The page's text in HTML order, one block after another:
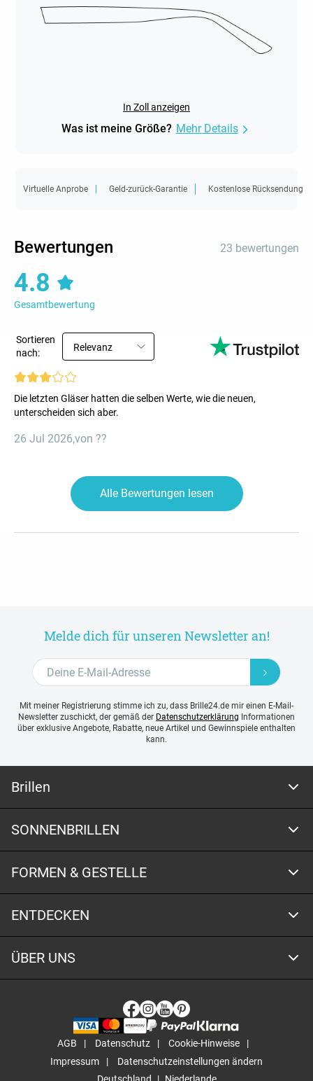
In Zoll anzeigen
Was ist meine Größe? Mehr Details
Virtuelle Anprobe Geld-zurück-Garantie Kostenlose Rücksendung
Bewertungen 23 bewertungen
4.8
Gesamtbewertung
Sortieren
nach:
Relevanz
Die letzten Gläser hatten die selben Werte, wie die neuen,
unterscheiden sich aber.
26 Jul 2026,von ??
Alle Bewertungen lesen
Melde dich für unseren Newsletter an!
Mit meiner Registrierung stimme ich zu, dass Brille24.de mir einen E-Mail-
Newsletter zuschickt, der gemäß der Datenschutzerklärung Informationen
über exklusive Angebote, Rabatte, neue Artikel und Gewinnspiele enthalten
kann.
Brillen
SONNENBRILLEN
FORMEN & GESTELLE
ENTDECKEN
ÜBER UNS
AGB Datenschutz
Cookie-Hinweise
Impressum
Datenschutzeinstellungen ändern